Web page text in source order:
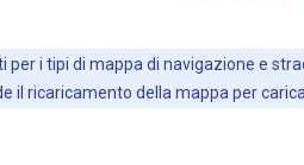
i tipi di mappa di navigazione e
il ricaricamento della mappa per